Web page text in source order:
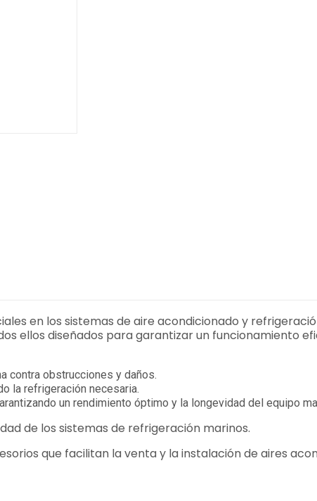
en los sistemas de aire acondicionado y
ellos diseñados para garantizar un funcionamiento
contra obstrucciones y daños.
la refrigeración necesaria.
un rendimiento óptimo y la longevidad del equipo
de los sistemas de refrigeración marinos.
que facilitan la venta y la instalación de aires